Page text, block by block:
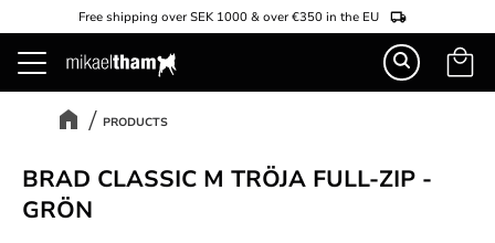
Menu
Free shipping over SEK 1000 & over €350 in the EU
Basket
PRODUCTS
BRAD CLASSIC M TRÖJA FULL-ZIP -
GRÖN